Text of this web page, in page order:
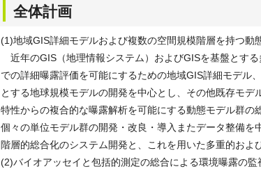
全体計画
(1)地域GIS詳細モデルおよび複数の空間規模階層を持つ動
近年のGIS（地理情報システム）およびGISを基盤とす
での詳細曝露評価を可能にするための地域GIS詳細モデル
とする地球規模モデルの開発を中心とし、その他既存モ
特性からの複合的な曝露解析を可能にする動態モデル群の
個々の単位モデル群の開発・改良・導入またデータ整備
階層的総合化のシステム開発と、これを用いた多重的およ
(2)バイオアッセイと包括的測定の総合による環境曝露の